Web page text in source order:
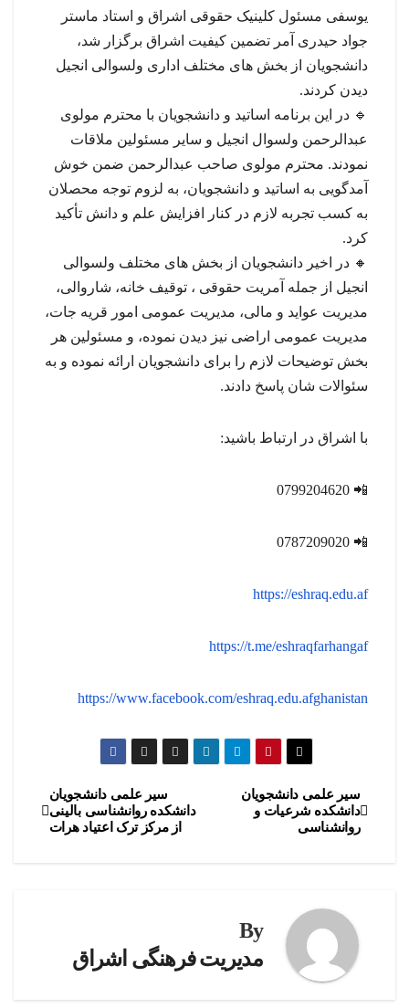
یوسفی مسئول کلینیک حقوقی اشراق و استاد ماستر
جواد حیدری آمر تضمین کیفیت اشراق برگزار شد،
دانشجویان از بخش های مختلف اداری ولسوالی انجیل
دیدن کردند.
🔹 در این برنامه اساتید و دانشجویان با محترم مولوی
عبدالرحمن ولسوال انجیل و سایر مسئولین ملاقات
نمودند. محترم مولوی صاحب عبدالرحمن ضمن خوش
آمدگویی به اساتید و دانشجویان، به لزوم توجه محصلان
به کسب تجربه لازم در کنار افزایش علم و دانش تأکید
کرد.
🔸 در اخیر دانشجویان از بخش های مختلف ولسوالی
انجیل از جمله آمریت حقوقی ، توقیف خانه، شاروالی،
مدیریت عواید و مالی، مدیریت عمومی امور قریه جات،
مدیریت عمومی اراضی نیز دیدن نموده، و مسئولین هر
بخش توضیحات لازم را برای دانشجویان ارائه نموده و به
سئوالات شان پاسخ دادند.
با اشراق در ارتباط باشید:
📲 0799204620
📲 0787209020
https://eshraq.edu.af
https://t.me/eshraqfarhangaf
https://www.facebook.com/eshraq.edu.afghanistan
راهبری
نوشته
سیر علمی دانشجویان
دانشکده روانشناسی بالینی
از مرکز ترک اعتیاد هرات
سیر علمی دانشجویان
دانشکده شرعیات و
روانشناسی
By
مدیریت فرهنگی اشراق